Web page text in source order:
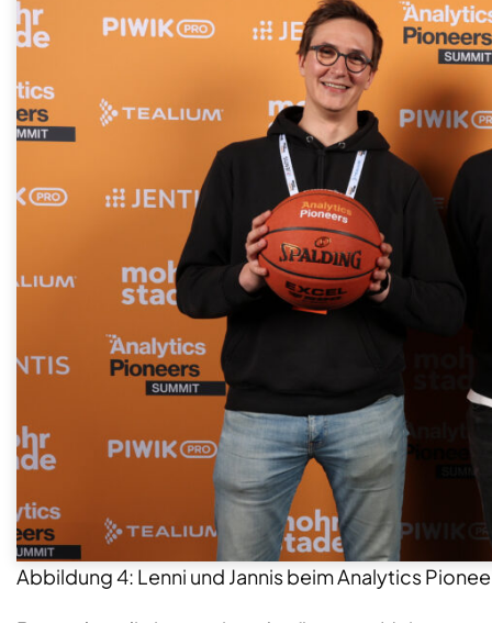
Abbildung 4: Lenni und Jannis beim Analytics